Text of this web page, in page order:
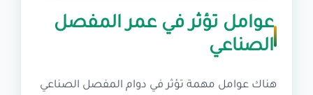
عوامل تؤثر في عمر المفصل
الصناعي
هناك عوامل مهمة تؤثر في دوام المفصل الصناعي